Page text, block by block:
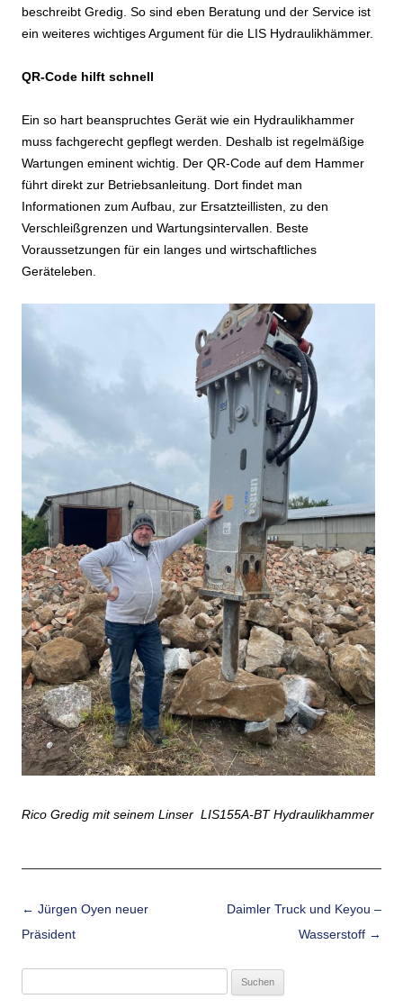
beschreibt Gredig. So sind eben Beratung und der Service ist
ein weiteres wichtiges Argument für die LIS Hydraulikhämmer.
QR-Code hilft schnell
Ein so hart beanspruchtes Gerät wie ein Hydraulikhammer
muss fachgerecht gepflegt werden. Deshalb ist regelmäßige
Wartungen eminent wichtig. Der QR-Code auf dem Hammer
führt direkt zur Betriebsanleitung. Dort findet man
Informationen zum Aufbau, zur Ersatzteillisten, zu den
Verschleißgrenzen und Wartungsintervallen. Beste
Voraussetzungen für ein langes und wirtschaftliches
Geräteleben.
Rico Gredig mit seinem Linser LIS155A-BT Hydraulikhammer
Beitrags-Navigation
← Jürgen Oyen neuer
Präsident
Daimler Truck und Keyou –
Wasserstoff →